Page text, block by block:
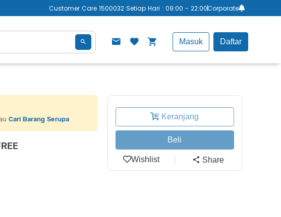
Customer Care 1500032 Setiap Hari : 09:00 - 22:00Corporate
Masuk Daftar
Cari Barang Serupa Keranjang
Beli
Wishlist Share